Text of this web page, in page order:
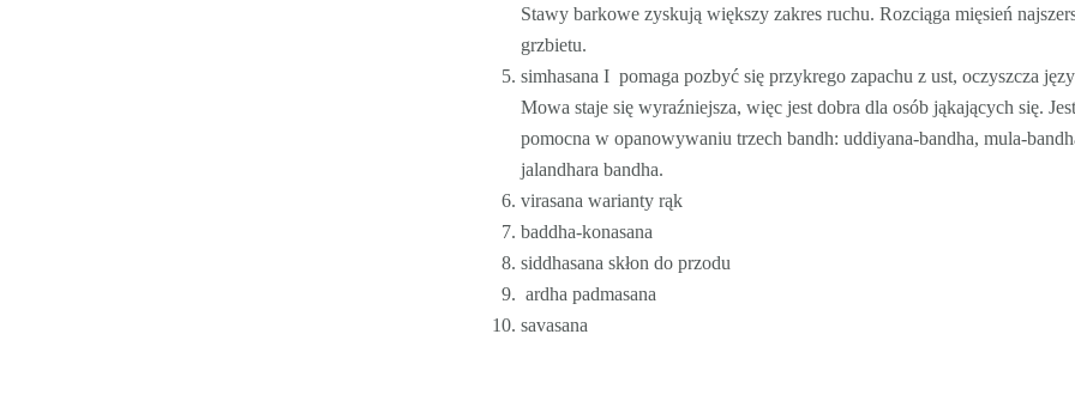
Stawy barkowe zyskują większy zakres ruchu. Rozciąga mięsień
grzbietu.
simhasana I pomaga pozbyć się przykrego zapachu z ust, oczyszcza
Mowa staje się wyraźniejsza, więc jest dobra dla osób jąkających się.
pomocna w opanowywaniu trzech bandh: uddiyana-bandha, mula-
jalandhara bandha.
virasana warianty rąk
baddha-konasana
siddhasana skłon do przodu
ardha padmasana
savasana